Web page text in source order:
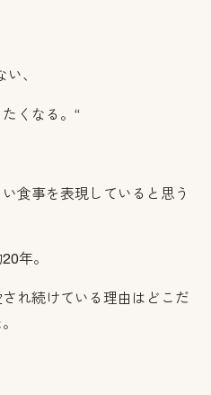
、
くなる。“
食事を表現していると思う
年。
れ続けている理由はどこだ